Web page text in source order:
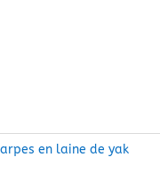
en laine de yak